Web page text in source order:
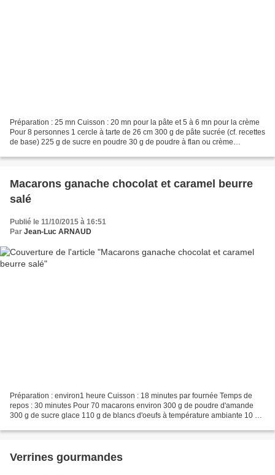
Préparation : 25 mn Cuisson : 20 mn pour la pâte et 5 à 6 mn pour la crème
Pour 8 personnes 1 cercle à tarte de 26 cm 300 g de pâte sucrée (cf. recettes
de base) 225 g de sucre en poudre 30 g de poudre à flan ou crème
Macarons ganache chocolat et caramel beurre
salé
Publié le 11/10/2015 à 16:51
Par Jean-Luc ARNAUD
Préparation : environ1 heure Cuisson : 18 minutes par fournée Temps de
repos : 30 minutes Pour 70 macarons environ 300 g de poudre d'amande
300 g de sucre glace 110 g de blancs d'oeufs à température ambiante 10 g
Verrines gourmandes